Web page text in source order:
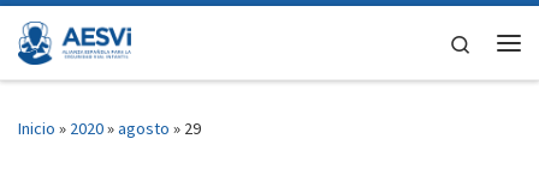
Saltar al contenido
Search
Inicio » 2020»agosto » 29